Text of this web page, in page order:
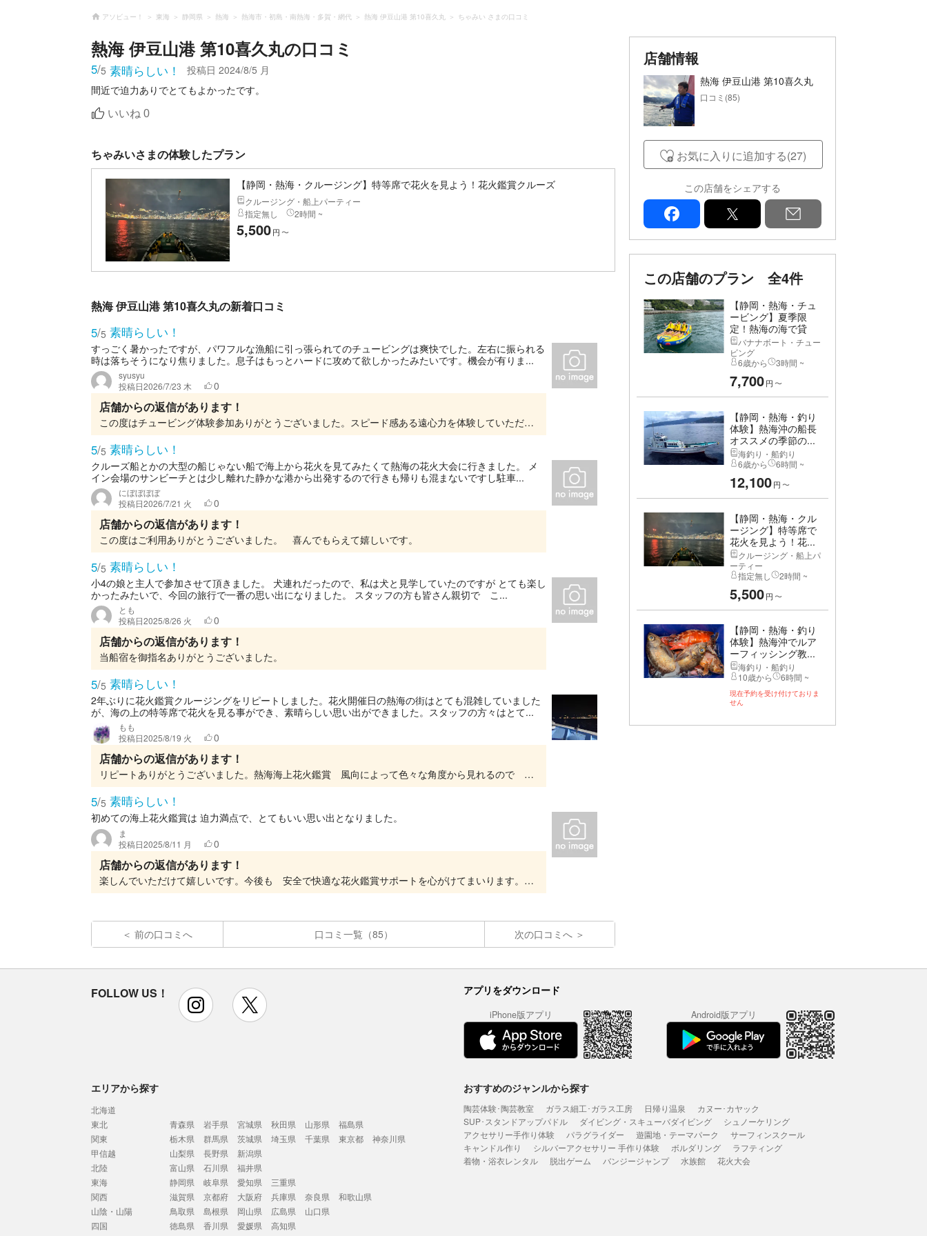
アソビュー！ 東海 静岡県 熱海 熱海市・初島・南熱海・多賀・網代 熱海 伊豆山港 第10喜久丸 ちゃみい さまの口コミ
熱海 伊豆山港 第10喜久丸の口コミ
5/5 素晴らしい！ 投稿日 2024/8/5 月
間近で迫力ありでとてもよかったです。
いいね 0
ちゃみいさまの体験したプラン
【静岡・熱海・クルージング】特等席で花火を見よう！花火鑑賞クルーズ
クルージング・船上パーティー
指定無し
2時間 ~
5,500円 〜
熱海 伊豆山港 第10喜久丸の新着口コミ
5/5 素晴らしい！
すっごく暑かったですが、パワフルな漁船に引っ張られてのチュービングは爽快でした。左右に振られる
時は落ちそうになり焦りました。息子はもっとハードに攻めて欲しかったみたいです。機会が有りま...
syusyu
投稿日2026/7/23 木 0
店舗からの返信があります！
この度はチュービング体験参加ありがとうございました。スピード感ある遠心力を体験していただき高評価ありがとうございました。またの機会によろしくお願いします。
5/5 素晴らしい！
クルーズ船とかの大型の船じゃない船で海上から花火を見てみたくて熱海の花火大会に行きました。 メ
イン会場のサンビーチとは少し離れた静かな港から出発するので行きも帰りも混まないですし駐車...
にぼぼぼぼ
投稿日2026/7/21 火 0
店舗からの返信があります！
この度はご利用ありがとうございました。 喜んでもらえて嬉しいです。
5/5 素晴らしい！
小4の娘と主人で参加させて頂きました。 犬連れだったので、私は犬と見学していたのですが とても楽し
かったみたいで、今回の旅行で一番の思い出になりました。 スタッフの方も皆さん親切で こ...
とも
投稿日2025/8/26 火 0
店舗からの返信があります！
当船宿を御指名ありがとうございました。
5/5 素晴らしい！
2年ぶりに花火鑑賞クルージングをリピートしました。花火開催日の熱海の街はとても混雑していました
が、海の上の特等席で花火を見る事ができ、素晴らしい思い出ができました。スタッフの方々はとて...
もも
投稿日2025/8/19 火 0
店舗からの返信があります！
リピートありがとうございました。熱海海上花火鑑賞 風向によって色々な角度から見れるので またの機会に楽しみにしてくださいね〜
5/5 素晴らしい！
初めての海上花火鑑賞は 迫力満点で、とてもいい思い出となりました。
ま
投稿日2025/8/11 月 0
店舗からの返信があります！
楽しんでいただけて嬉しいです。今後も 安全で快適な花火鑑賞サポートを心がけてまいります。またご利用お願いします。
前の口コミへ 口コミ一覧（85） 次の口コミへ
店舗情報
熱海 伊豆山港 第10喜久丸
口コミ(85)
お気に入りに追加する(27)
この店舗をシェアする
facebook
この店舗のプラン 全4件
【静岡・熱海・チュ
ービング】夏季限
定！熱海の海で貸
切...バナナボート・チュー
ビング
6歳から
3時間 ~
7,700円 〜
【静岡・熱海・釣り
体験】熱海沖の船長
オススメの季節の...
海釣り・船釣り
6歳から
6時間 ~
12,100円 〜
【静岡・熱海・クル
ージング】特等席で
花火を見よう！花...
クルージング・船上パ
ーティー
指定無し
2時間 ~
5,500円 〜
【静岡・熱海・釣り
体験】熱海沖でルア
ーフィッシング教...
海釣り・船釣り
10歳から
6時間 ~
現在予約を受け付けておりま
せん
FOLLOW US！ instagram アプリをダウンロード
iPhone版アプリ Android版アプリ
エリアから探す
北海道
東北
青森県 岩手県 宮城県 秋田県 山形県
福島県
関東
栃木県 群馬県 茨城県 埼玉県 千葉県 東京都
神奈川県
甲信越
山梨県 長野県
新潟県
北陸
富山県 石川県
福井県
東海
静岡県 岐阜県 愛知県
三重県
関西
滋賀県 京都府 大阪府 兵庫県 奈良県
和歌山県
山陰・山陽
鳥取県 島根県 岡山県 広島県
山口県
四国
徳島県 香川県 愛媛県
高知県
おすすめのジャンルから探す
陶芸体験･陶芸教室 ガラス細工･ガラス工房 日帰り温泉
カヌー･カヤック
SUP･スタンドアップパドル
ダイビング・スキューバダイビング
シュノーケリング
アクセサリー手作り体験
パラグライダー 遊園地・テーマパーク
サーフィンスクール
キャンドル作り
シルバーアクセサリー 手作り体験 ボルダリング
ラフティング
着物・浴衣レンタル
脱出ゲーム バンジージャンプ 水族館 花火大会